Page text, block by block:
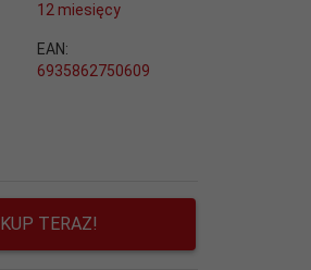
12 miesięcy
EAN:
6935862750609
KUP TERAZ!